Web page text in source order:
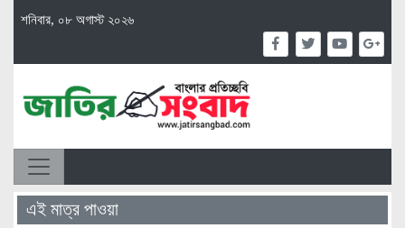
শনিবার, ০৮ অগাস্ট ২০২৬
এই মাত্র পাওয়া